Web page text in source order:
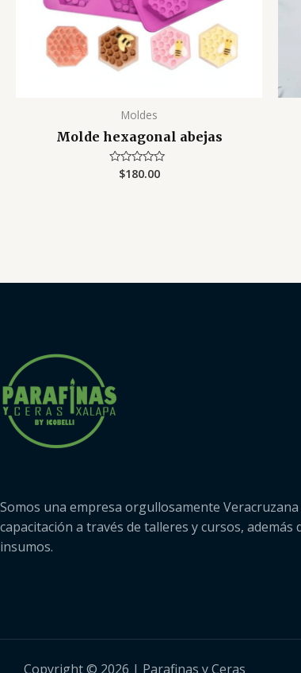
Moldes
Molde hexagonal abejas
Valorado
con
$180.00
Somos una empresa orgullosamente Veracruzana
capacitación a través de talleres y cursos, además
insumos.
Copyright © 2026 | Parafinas y Ceras